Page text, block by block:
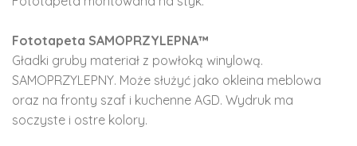
Fototapeta SAMOPRZYLEPNA™
Gładki gruby materiał z powłoką winylową.
SAMOPRZYLEPNY. Może służyć jako okleina meblowa
oraz na fronty szaf i kuchenne AGD. Wydruk ma
soczyste i ostre kolory.